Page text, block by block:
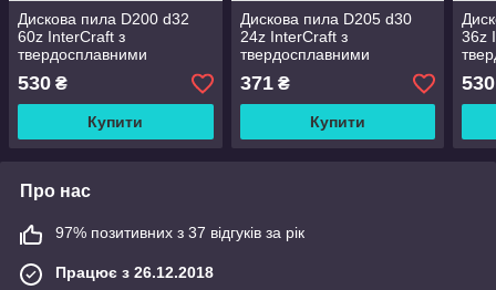
Дискова пила D200 d32
60z InterCraft з
твердосплавними
напайками ВК.
530 ₴
Купити
Дискова пила D205 d30
24z InterCraft з
твердосплавними
напайками ВК.
371₴
Купити
36z
530
Про нас
97% позитивних з 37 відгуків за рік
Працює з 26.12.2018